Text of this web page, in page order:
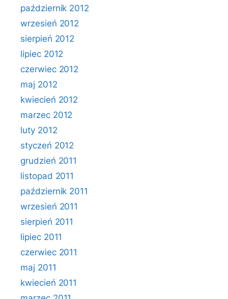
październik 2012
wrzesień 2012
sierpień 2012
lipiec 2012
czerwiec 2012
maj 2012
kwiecień 2012
marzec 2012
luty 2012
styczeń 2012
grudzień 2011
listopad 2011
październik 2011
wrzesień 2011
sierpień 2011
lipiec 2011
czerwiec 2011
maj 2011
kwiecień 2011